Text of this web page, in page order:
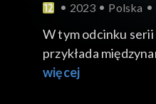
2023 Polska
W tym odcinku
przykłada
próbują oszacować
więcej